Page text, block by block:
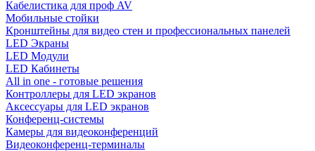
Кабелистика для проф AV
Мобильные стойки
Кронштейны для видео стен и профессиональных панелей
LED Экраны
LED Модули
LED Кабинеты
All in one - готовые решения
Контроллеры для LED экранов
Аксессуары для LED экранов
Конференц-системы
Камеры для видеоконференций
Видеоконференц-терминалы